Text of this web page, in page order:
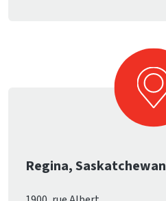
Regina, Saskatchewan